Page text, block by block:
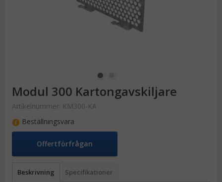
Modul 300 Kartongavskiljare
Artikelnummer: KM300-KA
Beställningsvara
Offertförfrågan
Beskrivning Specifikationer